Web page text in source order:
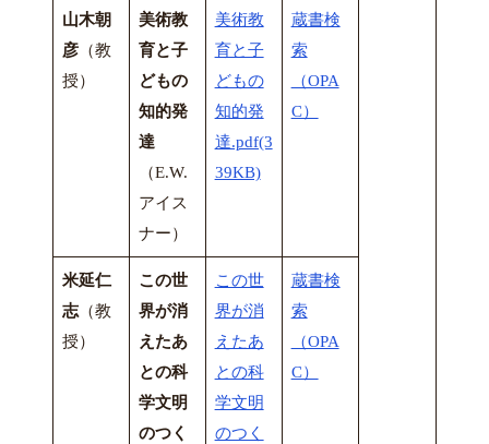
山木朝
彦（教
授）
美術教
育と子
どもの
知的発
達
（E.W.
アイス
ナー）
美術教
育と子
どもの
知的発
達.pdf(3
39KB)
蔵書検
索
（OPA
C）
米延仁
志（教
授）
この世
界が消
えたあ
との科
学文明
のつく
この世
界が消
えたあ
との科
学文明
のつく
蔵書検
索
（OPA
C）